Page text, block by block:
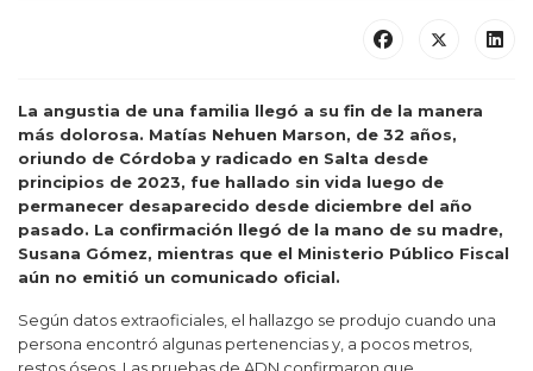
La angustia de una familia llegó a su fin de la manera
más dolorosa. Matías Nehuen Marson, de 32 años,
oriundo de Córdoba y radicado en Salta desde
principios de 2023, fue hallado sin vida luego de
permanecer desaparecido desde diciembre del año
pasado. La confirmación llegó de la mano de su madre,
Susana Gómez, mientras que el Ministerio Público Fiscal
aún no emitió un comunicado oficial.
Según datos extraoficiales, el hallazgo se produjo cuando una
persona encontró algunas pertenencias y, a pocos metros,